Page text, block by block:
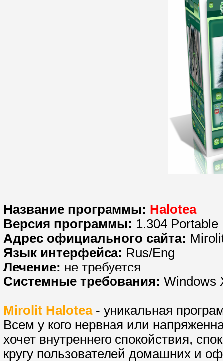
Название программы: Halotea
Версия программы: 1.304 Portable
Адрес официального сайта:
Язык интерфейса: Rus/Eng
Лечение: не требуется
Системные требования: Windows
Mirolit Halotea- уникальная
Всем у кого нервная или
хочет внутреннего спокойствия,
кругу пользователей домашних и